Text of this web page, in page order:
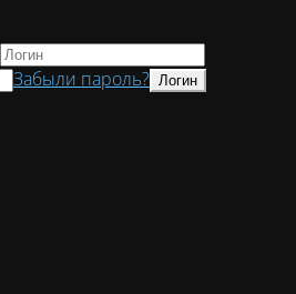
Забыли пароль?